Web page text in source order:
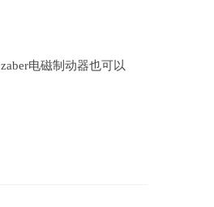
zaber电磁制动器也可以